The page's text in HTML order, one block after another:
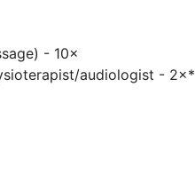
- 10×
audiologist - 2×*